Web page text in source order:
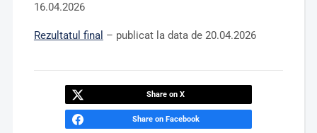
16.04.2026
Rezultatul final – publicat la data de 20.04.2026
Share on X
Share on Facebook